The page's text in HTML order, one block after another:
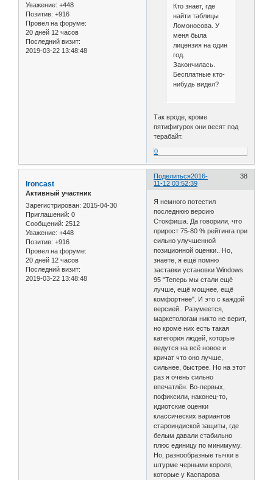
Уважение: +448
Позитив: +916
Провел на форуме:
20 дней 12 часов
Последний визит:
2019-03-22 13:48:48
Кто знает, где
найти таблицы
Ломоносова. У
меня была
лицензия на один
год.
Закончилась.
Бесплатные кто-
нибудь видел?
Так вроде, кроме
пятифигурок они весят под
терабайт.
0
Поделиться 38
2016-
11-12 03:52:39
Ironcast
Активный участник
Зарегистрирован: 2015-04-30
Приглашений: 0
Сообщений: 2512
Уважение: +448
Позитив: +916
Провел на форуме:
20 дней 12 часов
Последний визит:
2019-03-22 13:48:48
Я немного потестил
последнюю версию
Стокфиша. Да говорили, что
прирост 75-80 % рейтинга при
сильно улучшенной
позиционной оценки.. Но,
знаете, я ещё помню
заставки установки Windows
95 "Теперь мы стали ещё
лучше, ещё мощнее, ещё
комфортнее". И это с каждой
версией.. Разумеется,
маркетологам никто не верит,
но кроме них есть такая
категория людей, которые
ведутся на всё новое и
кричат что оно лучше,
сильнее, быстрее. Но на этот
раз я очень сильно
впечатлён. Во-первых,
пофиксили, наконец-то,
идиотские оценки
классических вариантов
староиндиской защиты, где
белым давали стабильно
плюс единицу по минимуму.
Но, разнообразные тычки в
штурме черными короля,
которые у Каспарова